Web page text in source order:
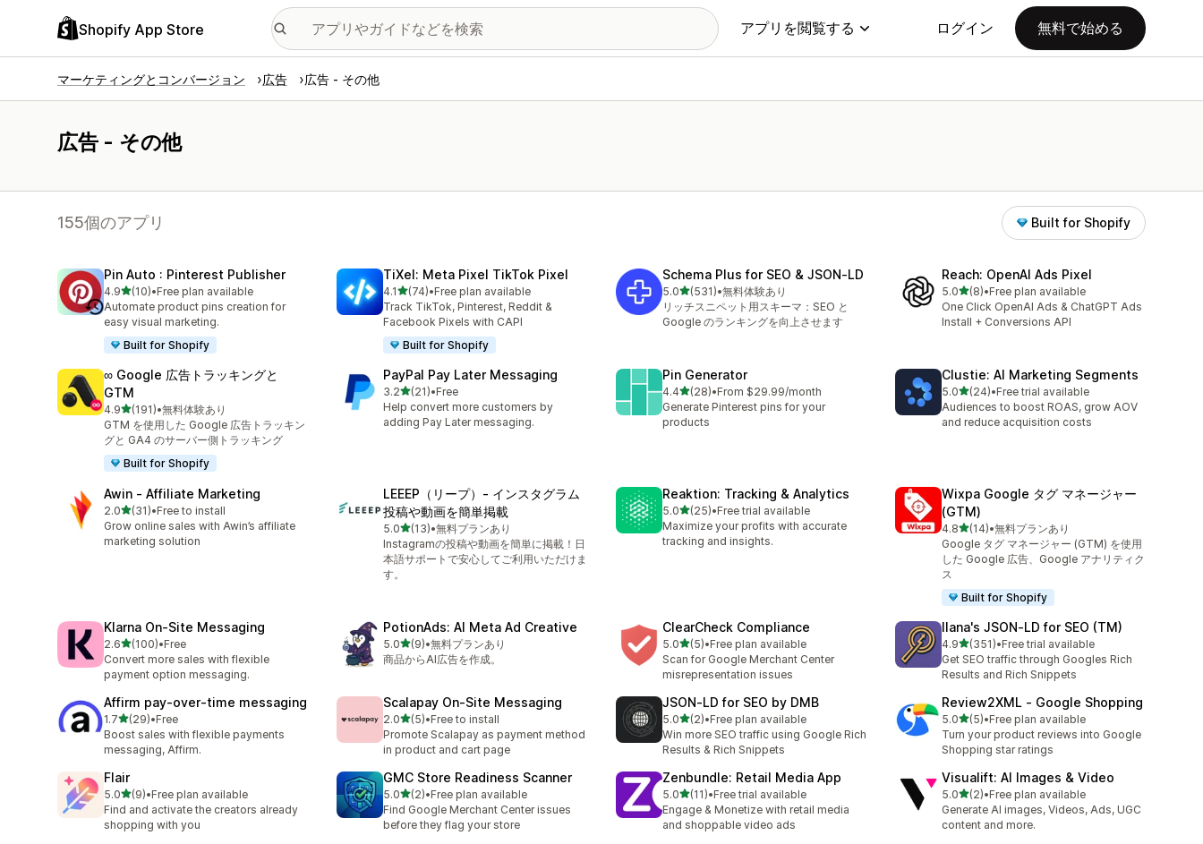
Shopify App Store アプリを閲覧する ログイン 無料で始める
マーケティングとコンバージョン 広告 広告 - その他
広告 - その他
155個のアプリ Built for Shopify
Pin Auto : Pinterest Publisher
4.95つ星中
(10)
合計レビュー数：10件
•Free plan available
Automate product pins creation for
easy visual marketing.
Built for Shopify
TiXel: Meta Pixel TikTok Pixel
4.15つ星中
(74)
合計レビュー数：74件
•Free plan available
Track TikTok, Pinterest, Reddit &
Facebook Pixels with CAPI
Built for Shopify
Schema Plus for SEO & JSON‑LD
5.05つ星中
(531)
合計レビュー数：531件
•無料体験あり
リッチスニペット用スキーマ：SEO と
Google のランキングを向上させます
Reach: OpenAI Ads Pixel
5.05つ星中
(8)
合計レビュー数：8件
•Free plan available
One Click OpenAI Ads & ChatGPT Ads
Install + Conversions API
∞ Google 広告トラッキングと
GTM
4.95つ星中
(191)
合計レビュー数：191件
•無料体験あり
GTM を使用した Google 広告トラッキン
グと GA4 のサーバー側トラッキング
Built for Shopify
PayPal Pay Later Messaging
3.25つ星中
(21)
合計レビュー数：21件
•Free
Help convert more customers by
adding Pay Later messaging.
Pin Generator
4.45つ星中
(28)
合計レビュー数：28件
•From $29.99/month
Generate Pinterest pins for your
products
Clustie: AI Marketing Segments
5.05つ星中
(24)
合計レビュー数：24件
•Free trial available
Audiences to boost ROAS, grow AOV
and reduce acquisition costs
Awin ‑ Affiliate Marketing
2.05つ星中
(31)
合計レビュー数：31件
•Free to install
Grow online sales with Awin’s affiliate
marketing solution
LEEEP（リープ）‑ インスタグラム
投稿や動画を簡単掲載
5.05つ星中
(13)
合計レビュー数：13件
•無料プランあり
Instagramの投稿や動画を簡単に掲載！日
本語サポートで安心してご利用いただけま
す。
Reaktion: Tracking & Analytics
5.05つ星中
(25)
合計レビュー数：25件
•Free trial available
Maximize your profits with accurate
tracking and insights.
Wixpa Google タグ マネージャー
(GTM)
4.85つ星中
(14)
合計レビュー数：14件
•無料プランあり
Google タグ マネージャー (GTM) を使用
した Google 広告、Google アナリティク
ス
Built for Shopify
Klarna On‑Site Messaging
2.65つ星中
(100)
合計レビュー数：100件
•Free
Convert more sales with flexible
payment option messaging.
PotionAds: AI Meta Ad Creative
5.05つ星中
(9)
合計レビュー数：9件
•無料プランあり
商品からAI広告を作成。
ClearCheck Compliance
5.05つ星中
(5)
合計レビュー数：5件
•Free plan available
Scan for Google Merchant Center
misrepresentation issues
Ilana's JSON‑LD for SEO (TM)
4.95つ星中
(351)
合計レビュー数：351件
•Free trial available
Get SEO traffic through Googles Rich
Results and Rich Snippets
Affirm pay‑over‑time messaging
1.75つ星中
(29)
合計レビュー数：29件
•Free
Boost sales with flexible payments
messaging, Affirm.
Scalapay On‑Site Messaging
2.05つ星中
(5)
合計レビュー数：5件
•Free to install
Promote Scalapay as payment method
in product and cart page
JSON‑LD for SEO by DMB
5.05つ星中
(2)
合計レビュー数：2件
•Free plan available
Win more SEO traffic using Google Rich
Results & Rich Snippets
Review2XML ‑ Google Shopping
5.05つ星中
(5)
合計レビュー数：5件
•Free plan available
Turn your product reviews into Google
Shopping star ratings
Flair
5.05つ星中
(9)
合計レビュー数：9件
•Free plan available
Find and activate the creators already
shopping with you
GMC Store Readiness Scanner
5.05つ星中
(2)
合計レビュー数：2件
•Free plan available
Find Google Merchant Center issues
before they flag your store
Zenbundle: Retail Media App
5.05つ星中
(11)
合計レビュー数：11件
•Free trial available
Engage & Monetize with retail media
and shoppable video ads
Visualift: AI Images & Video
5.05つ星中
(2)
合計レビュー数：2件
•Free plan available
Generate AI images, Videos, Ads, UGC
content and more.